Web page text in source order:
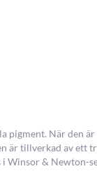
pigment. När den är
är tillverkad av ett
Winsor & Newton-